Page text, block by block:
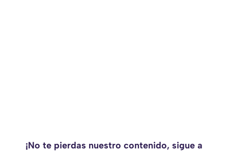
¡No te pierdas nuestro contenido, sigue a